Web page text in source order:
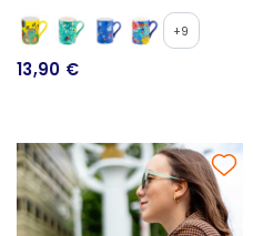
+9
13,90 €